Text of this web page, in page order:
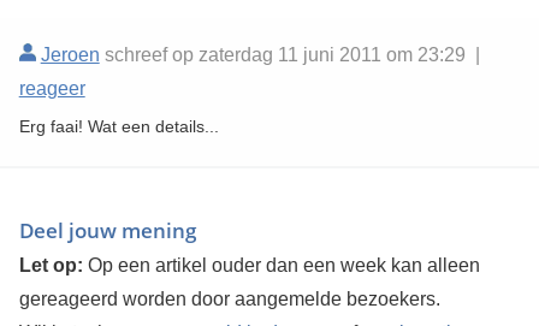
Jeroen schreef op zaterdag 11 juni 2011 om 23:29 |
reageer
Erg faai! Wat een details...
Deel jouw mening
Let op: Op een artikel ouder dan een week kan alleen
gereageerd worden door aangemelde bezoekers.